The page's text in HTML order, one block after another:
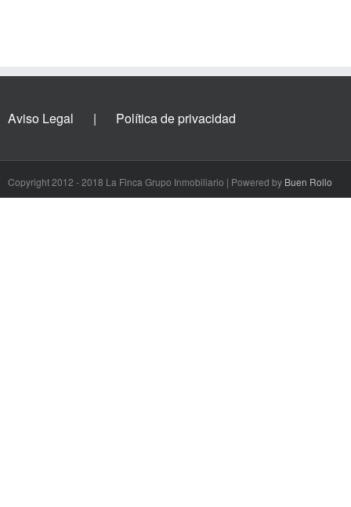
Aviso Legal Política de privacidad
Copyright 2012 - 2018 La Finca Grupo Inmobiliario | Powered by Buen Rollo